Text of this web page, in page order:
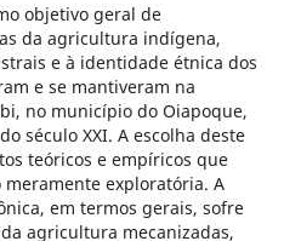
objetivo geral de
da agricultura indígena,
e à identidade étnica dos
e se mantiveram na
no município do Oiapoque,
século XXI. A escolha deste
teóricos e empíricos que
exploratória. A
em termos gerais, sofre
agricultura mecanizadas,